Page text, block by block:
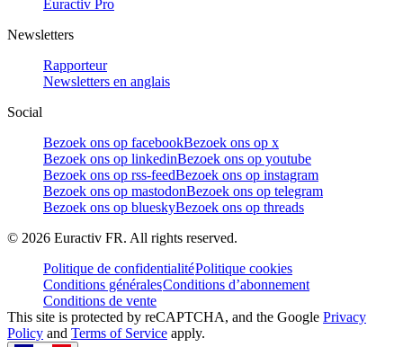
Euractiv Pro
Newsletters
Rapporteur
Newsletters en anglais
Social
Bezoek ons op facebookBezoek ons op x
Bezoek ons op linkedinBezoek ons op youtube
Bezoek ons op rss-feedBezoek ons op instagram
Bezoek ons op mastodonBezoek ons op telegram
Bezoek ons op blueskyBezoek ons op threads
© 2026 Euractiv FR. All rights reserved.
Politique de confidentialitéPolitique cookies
Conditions généralesConditions d’abonnement
Conditions de vente
This site is protected by reCAPTCHA, and the Google Privacy
Policy and Terms of Service apply.